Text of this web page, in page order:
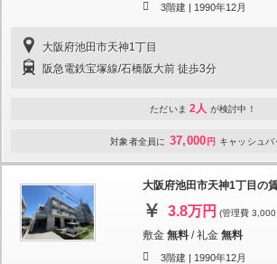
3階建 | 1990年12月
大阪府池田市天神1丁目
阪急電鉄宝塚線/石橋阪大前 徒歩3分
ただいま 2人 が検討中！
対象者全員に 37,000 円 キャッシュバ
大阪府池田市天神1丁目の
3.8万円 (管理費 3,000
敷金 無料 /礼金 無料
3階建 | 1990年12月